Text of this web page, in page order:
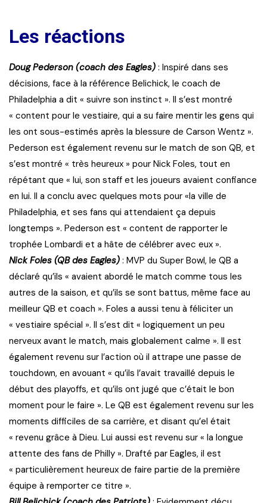
Les réactions
Doug Pederson (coach des Eagles) : Inspiré dans ses
décisions, face à la référence Belichick, le coach de
Philadelphia a dit « suivre son instinct ». Il s’est montré
« content pour le vestiaire, qui a su faire mentir les gens qui
les ont sous-estimés après la blessure de Carson Wentz ».
Pederson est également revenu sur le match de son QB, et
s’est montré « très heureux » pour Nick Foles, tout en
répétant que « lui, son staff et les joueurs avaient confiance
en lui. Il a conclu avec quelques mots pour «la ville de
Philadelphia, et ses fans qui attendaient ça depuis
longtemps ». Pederson est « content de rapporter le
trophée Lombardi et a hâte de célébrer avec eux ».
Nick Foles (QB des Eagles) : MVP du Super Bowl, le QB a
déclaré qu’ils « avaient abordé le match comme tous les
autres de la saison, et qu’ils se sont battus, même face au
meilleur QB et coach ». Foles a aussi tenu à féliciter un
« vestiaire spécial ». Il s’est dit « logiquement un peu
nerveux avant le match, mais globalement calme ». Il est
également revenu sur l’action où il attrape une passe de
touchdown, en avouant « qu’ils l’avait travaillé depuis le
début des playoffs, et qu’ils ont jugé que c’était le bon
moment pour le faire ». Le QB est également revenu sur les
moments difficiles de sa carrière, et disant qu’el était
« revenu grâce à Dieu. Lui aussi est revenu sur « la longue
attente des fans de Philly ». Drafté par Eagles, il est
« particulièrement heureux de faire partie de la première
équipe à remporter ce titre ».